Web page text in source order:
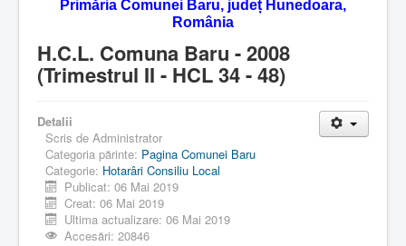
Servicii Online
Primăria Comunei Baru, județ Hunedoara,
România
H.C.L. Comuna Baru - 2008
(Trimestrul II - HCL 34 - 48)
Detalii
Scris de Administrator
Categoria părinte: Pagina Comunei Baru
Categorie: Hotarâri Consiliu Local
Publicat: 06 Mai 2019
Creat: 06 Mai 2019
Ultima actualizare: 06 Mai 2019
Accesări: 20846